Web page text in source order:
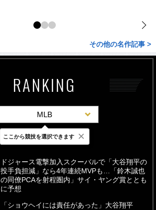
その他の名作記事 >
RANKING
MLB
最新 24時間 週間
ドジャース電撃加入スクーバルで「大谷翔平の
投手負担減」なら4年連続MVPも…「鈴木誠也
の同僚PCAを射程圏内」サイ・ヤング賞ととも
に予想
「ショウヘイには責任があった」大谷翔平
ここから競技を選択できます ×